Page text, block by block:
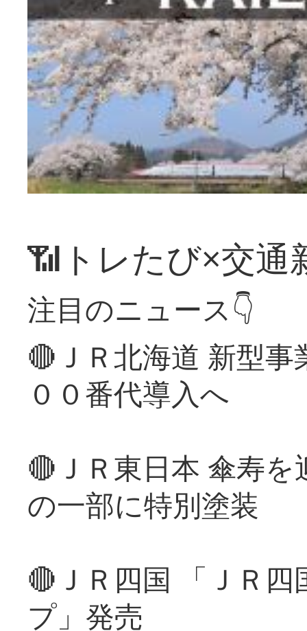
📶トレたび×交通
注目のニュース👇
🔴ＪＲ北海道 新型
００番代導入へ
🔴ＪＲ東日本 傘寿
の一部に特別塗装
🔴ＪＲ四国 「ＪＲ
プ」発売